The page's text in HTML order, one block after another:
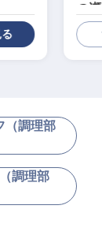
の
（調理部
調理部